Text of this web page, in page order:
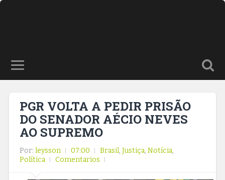
PGR VOLTA A PEDIR PRISÃO
DO SENADOR AÉCIO NEVES
AO SUPREMO
Por: leysson 07:00 Brasil, Justiça, Notícia,
Política
Comentarios